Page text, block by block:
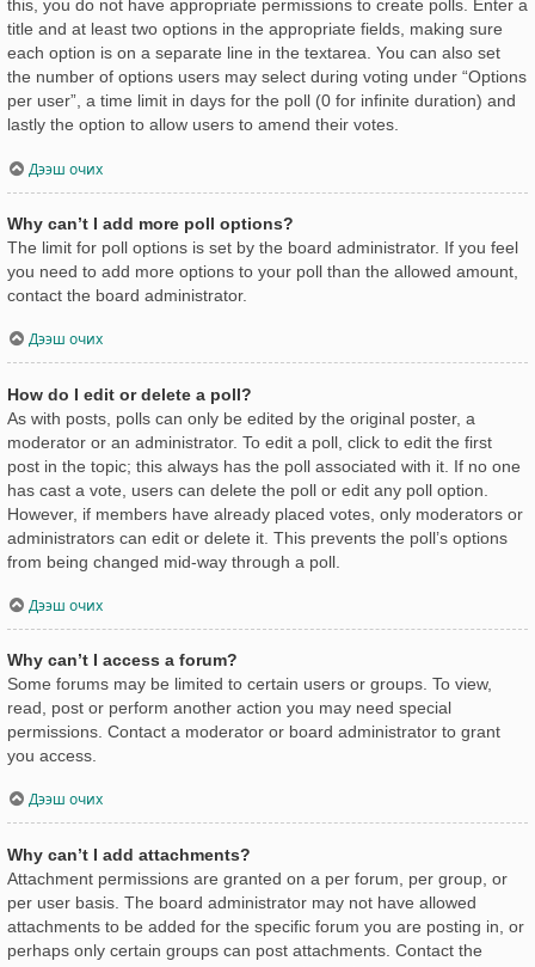
this, you do not have appropriate permissions to create polls. Enter a
title and at least two options in the appropriate fields, making sure
each option is on a separate line in the textarea. You can also set
the number of options users may select during voting under “Options
per user”, a time limit in days for the poll (0 for infinite duration) and
lastly the option to allow users to amend their votes.
Дээш очих
Why can’t I add more poll options?
The limit for poll options is set by the board administrator. If you feel
you need to add more options to your poll than the allowed amount,
contact the board administrator.
Дээш очих
How do I edit or delete a poll?
As with posts, polls can only be edited by the original poster, a
moderator or an administrator. To edit a poll, click to edit the first
post in the topic; this always has the poll associated with it. If no one
has cast a vote, users can delete the poll or edit any poll option.
However, if members have already placed votes, only moderators or
administrators can edit or delete it. This prevents the poll’s options
from being changed mid-way through a poll.
Дээш очих
Why can’t I access a forum?
Some forums may be limited to certain users or groups. To view,
read, post or perform another action you may need special
permissions. Contact a moderator or board administrator to grant
you access.
Дээш очих
Why can’t I add attachments?
Attachment permissions are granted on a per forum, per group, or
per user basis. The board administrator may not have allowed
attachments to be added for the specific forum you are posting in, or
perhaps only certain groups can post attachments. Contact the